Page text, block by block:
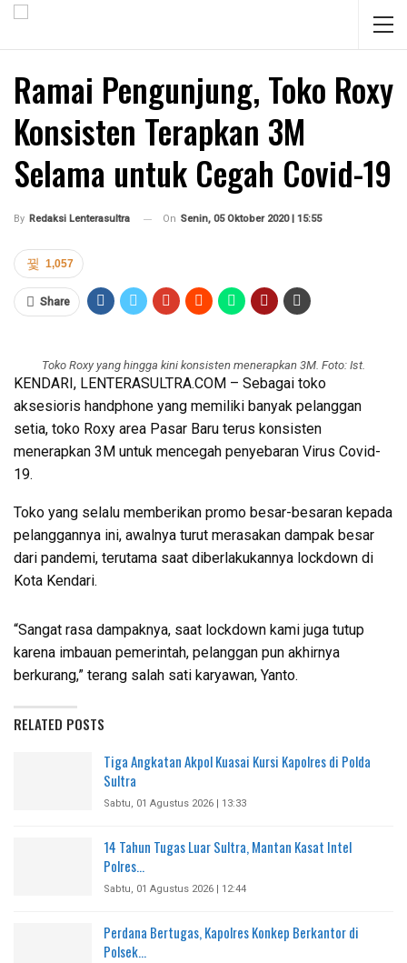
Ramai Pengunjung, Toko Roxy
Konsisten Terapkan 3M
Selama untuk Cegah Covid-19
By Redaksi Lenterasultra On Senin, 05 Oktober 2020 | 15:55
1,057
Share
Toko Roxy yang hingga kini konsisten menerapkan 3M. Foto: Ist.
KENDARI, LENTERASULTRA.COM – Sebagai toko
aksesioris handphone yang memiliki banyak pelanggan
setia, toko Roxy area Pasar Baru terus konsisten
menerapkan 3M untuk mencegah penyebaran Virus Covid-
19.
Toko yang selalu memberikan promo besar-besaran kepada
pelanggannya ini, awalnya turut merasakan dampak besar
dari pandemi, terutama saat diberlakukannya lockdown di
Kota Kendari.
“Sangat rasa dampaknya, saat lockdown kami juga tutup
karena imbauan pemerintah, pelanggan pun akhirnya
berkurang,” terang salah sati karyawan, Yanto.
RELATED POSTS
Tiga Angkatan Akpol Kuasai Kursi Kapolres di Polda
Sultra
Sabtu, 01 Agustus 2026 | 13:33
14 Tahun Tugas Luar Sultra, Mantan Kasat Intel
Polres…
Sabtu, 01 Agustus 2026 | 12:44
Perdana Bertugas, Kapolres Konkep Berkantor di
Polsek…